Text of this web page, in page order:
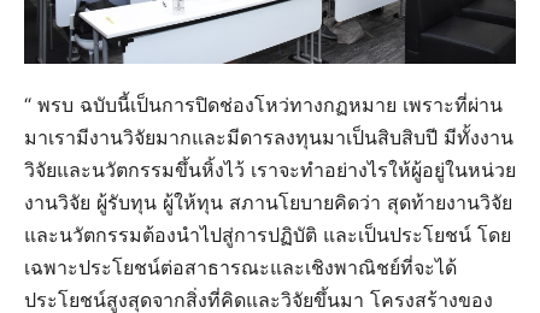
“ พรบ ฉบับนี้เป็นการปิดช่องโหว่ทางกฏหมาย เพราะที่ผ่าน
มาเรามีงานวิจัยมากและมีดารลงทุนมาเป็นสิบสิบปี มีทั้งงาน
วิจัยและนวัตกรรมขึ้นหิ้งไว้ เราจะทำอย่างไรให้ผู้อยู่ในหน่วย
งานวิจัย ผู้รับทุน ผู้ให้ทุน สภานโยบายคิดว่า สุดท้ายงานวิจัย
และนวัตกรรมต้องนำไปสู่การปฏิบัติ และเป็นประโยชน์ โดย
เฉพาะประโยชน์ต่อสาธารณะและเชิงพาณิชย์ที่จะได้
ประโยชน์สูงสุดจากสิ่งที่คิดและวิจัยขึ้นมา โครงสร้างของ